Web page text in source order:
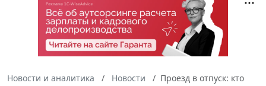
Новости и аналитика Новости
Проезд в отпуск: кто